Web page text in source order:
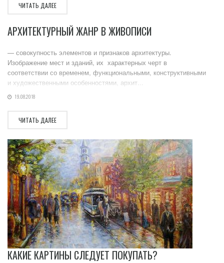
ЧИТАТЬ ДАЛЕЕ
АРХИТЕКТУРНЫЙ ЖАНР В ЖИВОПИСИ
— совокупность элементов и признаков архитектуры.
Изображение мест и зданий, их характерных черт в
соответствии со временем, функциональными, конструктивными
и художественными особенностями, архит...
19.08.2018
ЧИТАТЬ ДАЛЕЕ
КАКИЕ КАРТИНЫ СЛЕДУЕТ ПОКУПАТЬ?